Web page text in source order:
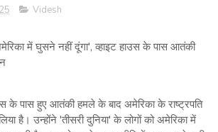
Videsh
में घुसने नहीं दूंगा', व्हाइट हाउस के पास आतंकी
के पास हुए आतंकी हमले के बाद अमेरिका के राष्ट्रपति
है। उन्होंने 'तीसरी दुनिया' के लोगों को अमेरिका में